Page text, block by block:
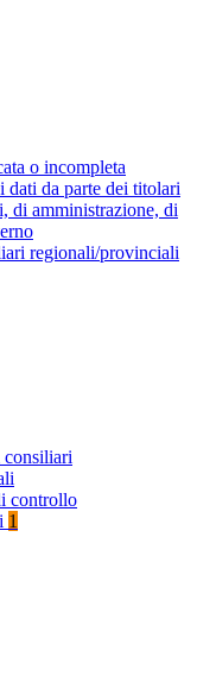
o incompleta
dati da parte dei titolari
di amministrazione, di
regionali/provinciali
controllo
1